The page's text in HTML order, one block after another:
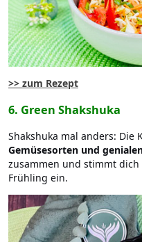
>> zum Rezept
6. Green Shakshuka
Shakshuka mal anders: Die
Gemüsesorten und
zusammen und stimmt
Frühling ein.